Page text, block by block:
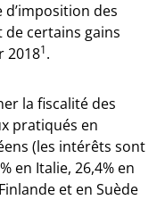
des
certains gains
20181.
la fiscalité des
pratiqués en
(les intérêts sont
en Italie, 26,4% en
et en Suède